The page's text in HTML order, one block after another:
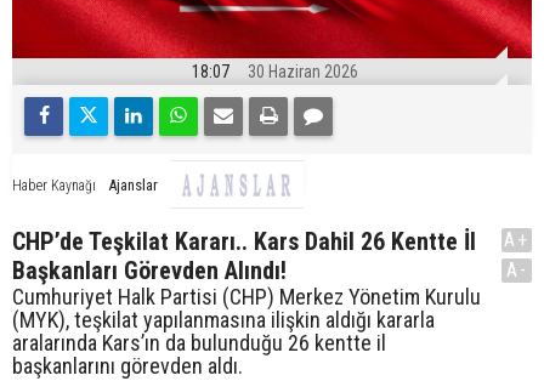
18:07 30 Haziran 2026
Haber Kaynağı Ajanslar
CHP’de Teşkilat Kararı.. Kars Dahil 26 Kentte İl
Başkanları Görevden Alındı!
Cumhuriyet Halk Partisi (CHP) Merkez Yönetim Kurulu
(MYK), teşkilat yapılanmasına ilişkin aldığı kararla
aralarında Kars’ın da bulunduğu 26 kentte il
başkanlarını görevden aldı.
A+
A-